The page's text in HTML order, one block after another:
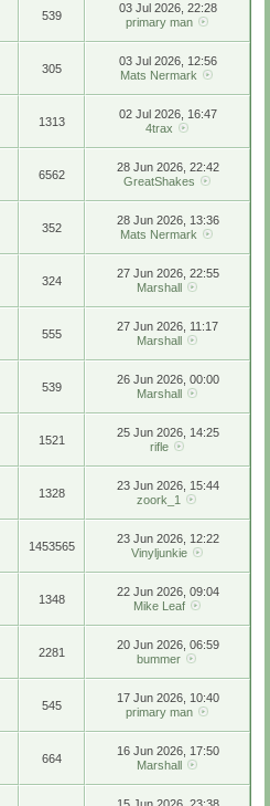
539
03 Jul 2026, 22:28
primary man
305
03 Jul 2026, 12:56
Mats Nermark
1313
02 Jul 2026, 16:47
4trax
6562
28 Jun 2026, 22:42
GreatShakes
352
28 Jun 2026, 13:36
Mats Nermark
324
27 Jun 2026, 22:55
Marshall
555
27 Jun 2026, 11:17
Marshall
539
26 Jun 2026, 00:00
Marshall
1521
25 Jun 2026, 14:25
rifle
1328
23 Jun 2026, 15:44
zoork_1
1453565
23 Jun 2026, 12:22
Vinyljunkie
1348
22 Jun 2026, 09:04
Mike Leaf
2281
20 Jun 2026, 06:59
bummer
545
17 Jun 2026, 10:40
primary man
664
16 Jun 2026, 17:50
Marshall